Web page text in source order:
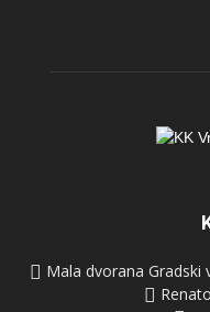
Mala dvorana Gradski